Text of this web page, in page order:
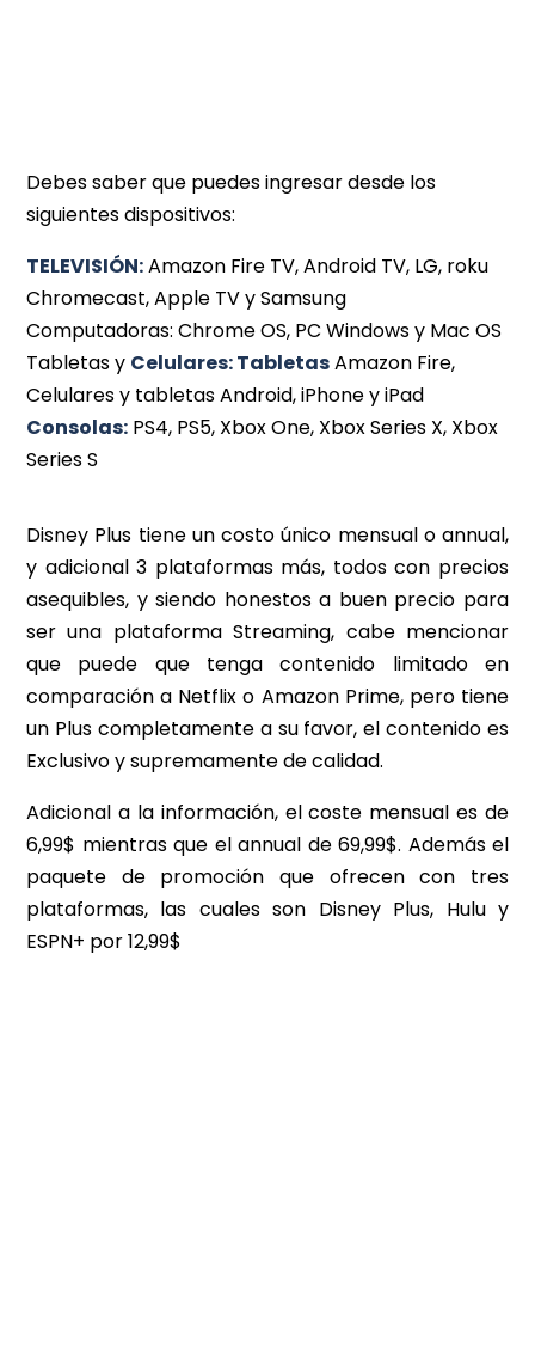
Debes saber que puedes ingresar desde los
siguientes dispositivos:
TELEVISIÓN:Amazon Fire TV, Android TV, LG, roku
Chromecast, Apple TV y Samsung
Computadoras: Chrome OS, PC Windows y Mac OS
Tabletas y Celulares: TabletasAmazon Fire,
Celulares y tabletas Android, iPhone y iPad
Consolas: PS4, PS5, Xbox One, Xbox Series X, Xbox
Series S
Disney Plus tiene un costo único mensual o annual,
y adicional 3 plataformas más, todos con precios
asequibles, y siendo honestos a buen precio para
ser una plataforma Streaming, cabe mencionar
que puede que tenga contenido limitado en
comparación a Netflix o Amazon Prime, pero tiene
un Plus completamente a su favor, el contenido es
Exclusivo y supremamente de calidad.
Adicional a la información, el coste mensual es de
6,99$ mientras que el annual de 69,99$. Además el
paquete de promoción que ofrecen con tres
plataformas, las cuales son Disney Plus, Hulu y
ESPN+ por 12,99$